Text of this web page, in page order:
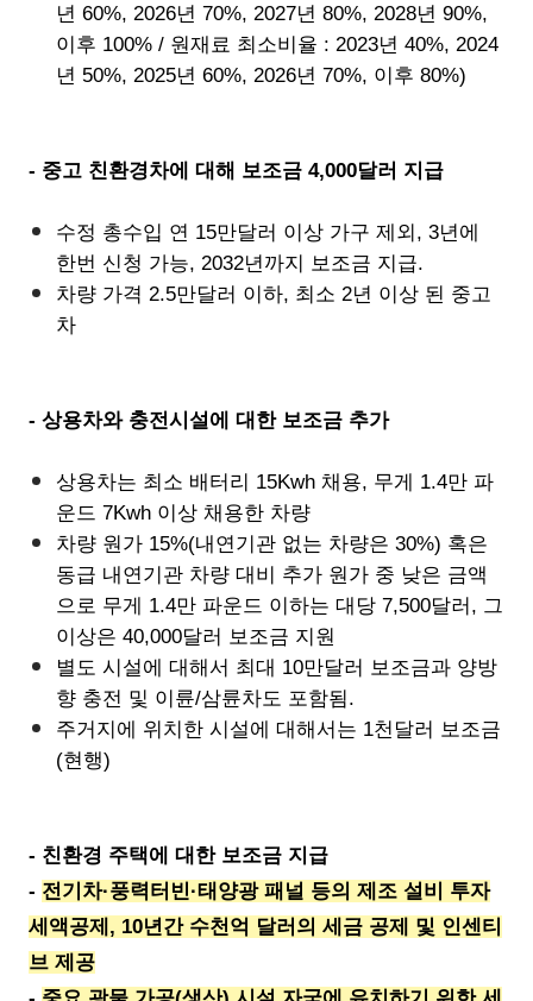
년 60%, 2026년 70%, 2027년 80%, 2028년 90%,
이후 100% / 원재료 최소비율 : 2023년 40%, 2024
년 50%, 2025년 60%, 2026년 70%, 이후 80%)
- 중고 친환경차에 대해 보조금 4,000달러 지급
수정 총수입 연 15만달러 이상 가구 제외, 3년에
한번 신청 가능, 2032년까지 보조금 지급.
차량 가격 2.5만달러 이하, 최소 2년 이상 된 중고
차
- 상용차와 충전시설에 대한 보조금 추가
상용차는 최소 배터리 15Kwh 채용, 무게 1.4만 파
운드 7Kwh 이상 채용한 차량
차량 원가 15%(내연기관 없는 차량은 30%) 혹은
동급 내연기관 차량 대비 추가 원가 중 낮은 금액
으로 무게 1.4만 파운드 이하는 대당 7,500달러, 그
이상은 40,000달러 보조금 지원
별도 시설에 대해서 최대 10만달러 보조금과 양방
향 충전 및 이륜/삼륜차도 포함됨.
주거지에 위치한 시설에 대해서는 1천달러 보조금
(현행)
- 친환경 주택에 대한 보조금 지급
- 전기차·풍력터빈·태양광 패널 등의 제조 설비 투자
세액공제, 10년간 수천억 달러의 세금 공제 및 인센티
브 제공